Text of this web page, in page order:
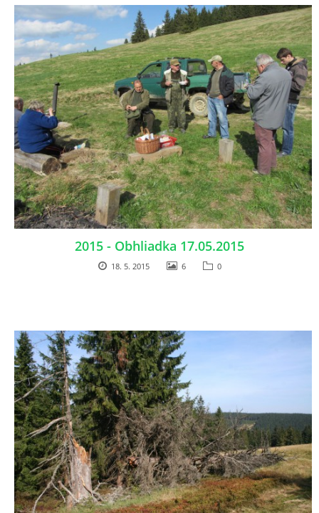
2015 - Obhliadka 17.05.2015
18. 5. 2015 6 0